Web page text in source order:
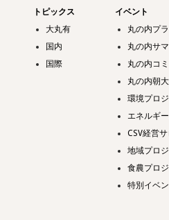
トピックス
大丸有
国内
国際
イベント
丸の内プ
丸の内サ
丸の内コ
丸の内朝
環境プロ
エネルギ
CSV経営
地域プロ
食農プロ
特別イベン